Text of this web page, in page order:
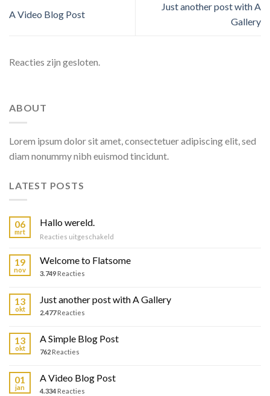
A Video Blog Post
Just another post with A
Gallery
Reacties zijn gesloten.
ABOUT
Lorem ipsum dolor sit amet, consectetuer adipiscing elit, sed
diam nonummy nibh euismod tincidunt.
LATEST POSTS
06
mrt
Hallo wereld.
Reacties uitgeschakeld
19
nov
Welcome to Flatsome
3.749 Reacties
13
okt
Just another post with A Gallery
2.477Reacties
13
okt
A Simple Blog Post
762 Reacties
01
jan
A Video Blog Post
4.334 Reacties